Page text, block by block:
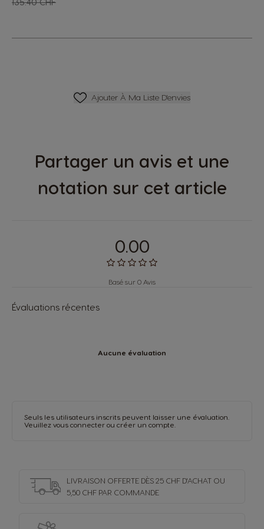
Ajouter À Ma Liste D'envies
Ajouter À Ma Liste D'envies
Partager un avis et une
notation sur cet article
0.00
Basé sur 0 Avis
Évaluations récentes
Aucune évaluation
Seuls les utilisateurs inscrits peuvent laisser une évaluation.
Veuillez vous connecter ou créer un compte
LIVRAISON OFFERTE DÈS 25 CHF D'ACHAT OU
5,50 CHF PAR COMMANDE